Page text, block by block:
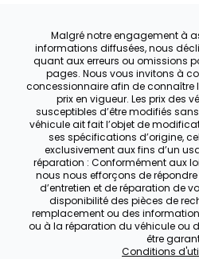
Malgré notre engagement à
informations diffusées, nous
quant aux erreurs ou omissions
pages. Nous vous invitons à
concessionnaire afin de connaître
prix en vigueur. Les prix des
susceptibles d’être modifiés
véhicule ait fait l’objet de
ses spécifications d’origine,
exclusivement aux fins d’un
réparation : Conformément aux
nous nous efforçons de
d’entretien et de réparation de
disponibilité des pièces de
remplacement ou des
ou à la réparation du véhicule ou
être
Conditions